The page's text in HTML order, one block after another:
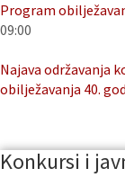
Program
09:00
Najava održavanja
obilježavanja 40.
Konkursi i